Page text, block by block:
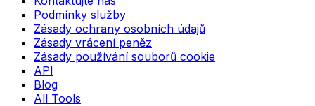
Podmínky služby
Zásady ochrany osobních údajů
Zásady vrácení peněz
Zásady používání souborů cookie
API
Blog
All Tools